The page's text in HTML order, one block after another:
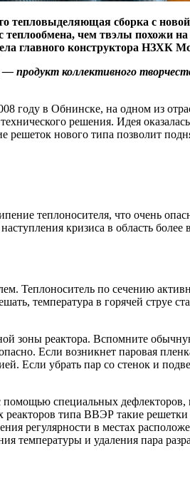
тепловыделяющая сборка с
чем твэлы похожи
главного конструктора НЗХК
​продукт коллективного
году в Обнинске, на одном из
решения. Идея
решеток нового типа позволит
теплоносителя, что очень
кризиса в область более
Теплоноситель по сечению
температура в горячей струе
зоны реактора. Вспомните
Если возникнет паровая
Если убрать пар со стенок и
специальных
реакторов типа ВВЭР такие
регулярности в местах
температуры и удаления пара